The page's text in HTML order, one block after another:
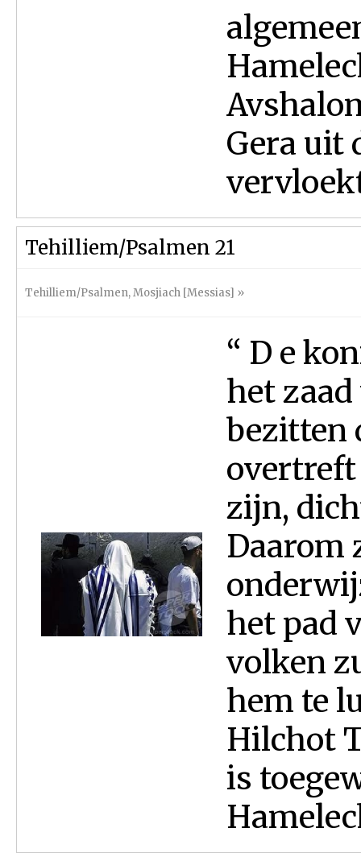
Gera uit
Tehilliem/Psalmen 21
Tehilliem/Psalmen,Mosjiach [Messias] »
“ D e
het
bezitten
zijn,
Daarom
het pad
volken
hem te
Hilchot
is